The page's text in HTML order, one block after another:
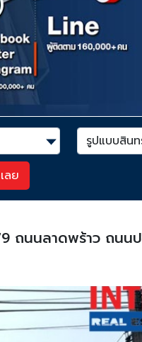
ลย
ถนนลาดพร้าว ถนน